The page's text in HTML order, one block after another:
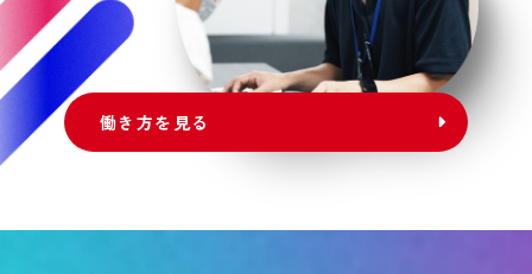
働き方を見る